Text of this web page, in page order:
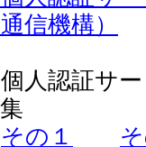
信機構）
人認証サ
その１